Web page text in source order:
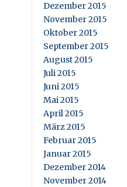
Dezember 2015
November 2015
Oktober 2015
September 2015
August 2015
Juli 2015
Juni 2015
Mai 2015
April 2015
März 2015
Februar 2015
Januar 2015
Dezember 2014
November 2014